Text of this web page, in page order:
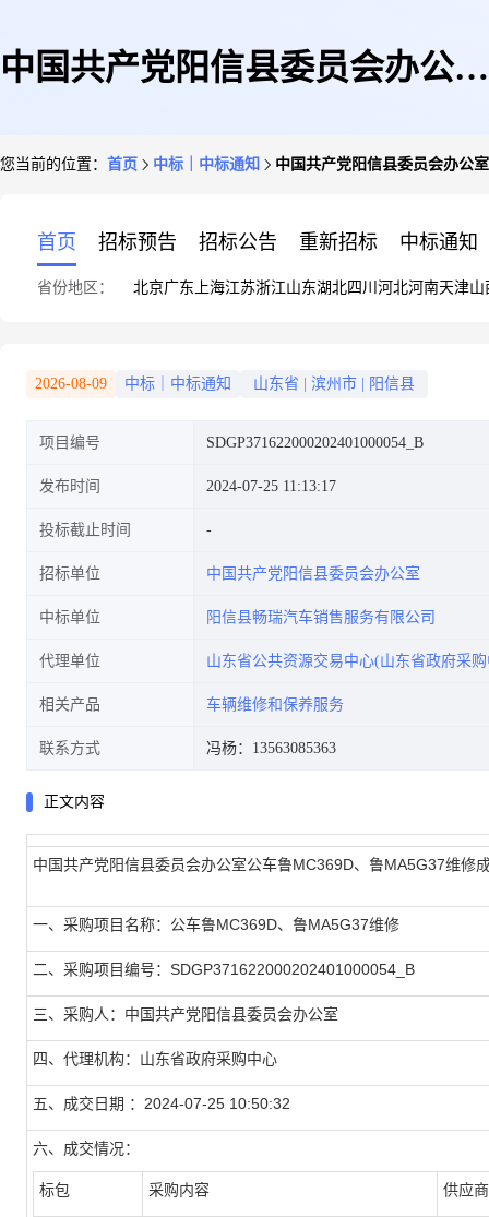
中国共产党阳信县委员会办公室
您当前的位置： 首页 中标｜中标通知 中国共产党阳信县委员会办公
首页 招标预告 招标公告 重新招标 中标通知
省份地区： 北京广东 上海江苏浙江山东湖北四川 河北河南天津山
2026-08-09 中标｜中标通知 山东省 滨州市 阳信县
项目编号 SDGP371622000202401000054_B
发布时间 2024-07-25 11:13:17
投标截止时间
招标单位 中国共产党阳信县委员会办公室
中标单位 阳信县畅瑞汽车销售服务有限公司
代理单位 山东省公共资源交易中心(山东省政府采
相关产品 车辆维修和保养服务
联系方式 冯杨：13563085363
正文内容
中国共产党阳信县委员会办公室公车鲁MC369D、鲁MA5G37维修
一、采购项目名称：公车鲁MC369D、鲁MA5G37维修
二、采购项目编号：SDGP371622000202401000054_B
三、采购人：中国共产党阳信县委员会办公室
四、代理机构：山东省政府采购中心
五、成交日期 ：2024-07-25 10:50:32
六、成交情况：
标包 采购内容 供应